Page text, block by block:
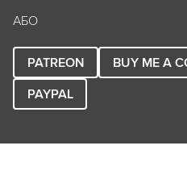
АБО
PATREON BUY ME A
PAYPAL